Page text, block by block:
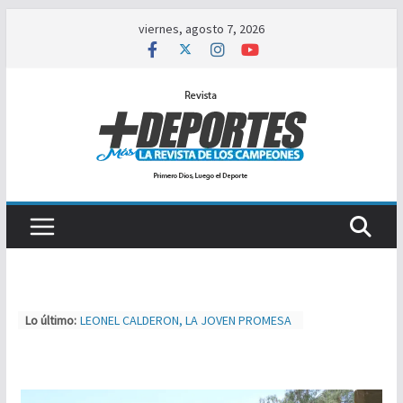
viernes, agosto 7, 2026
Lo último: LEONEL CALDERON, LA JOVEN PROMESA
NUEVA ERA MAGFED SE CORONA EN